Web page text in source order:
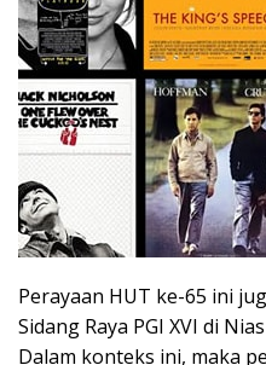
Perayaan HUT ke-65 ini
Sidang Raya PGI XVI di
Dalam konteks ini, maka